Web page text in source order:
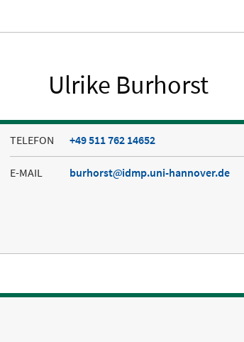
Ulrike Burhorst
TELEFON +49 511 762 14652
E-MAIL burhorst idmp.uni-hannover.de